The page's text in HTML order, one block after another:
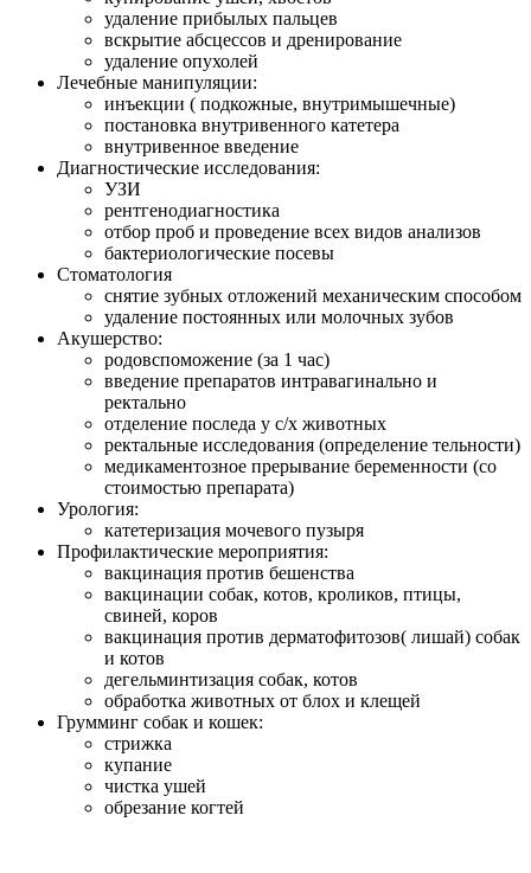
удаление прибылых пальцев
вскрытие абсцессов и дренирование
удаление опухолей
Лечебные манипуляции:
инъекции ( подкожные, внутримышечные)
постановка внутривенного катетера
внутривенное введение
Диагностические исследования:
УЗИ
рентгенодиагностика
отбор проб и проведение всех видов анализов
бактериологические посевы
Стоматология
снятие зубных отложений механическим способом
удаление постоянных или молочных зубов
Акушерство:
родовспоможение (за 1 час)
введение препаратов интравагинально и
ректально
отделение последа у с/х животных
ректальные исследования (определение тельности)
медикаментозное прерывание беременности (со
стоимостью препарата)
Урология:
катетеризация мочевого пузыря
Профилактические мероприятия:
вакцинация против бешенства
вакцинации собак, котов, кроликов, птицы,
свиней, коров
вакцинация против дерматофитозов( лишай) собак
и котов
дегельминтизация собак, котов
обработка животных от блох и клещей
Грумминг собак и кошек:
стрижка
купание
чистка ушей
обрезание когтей